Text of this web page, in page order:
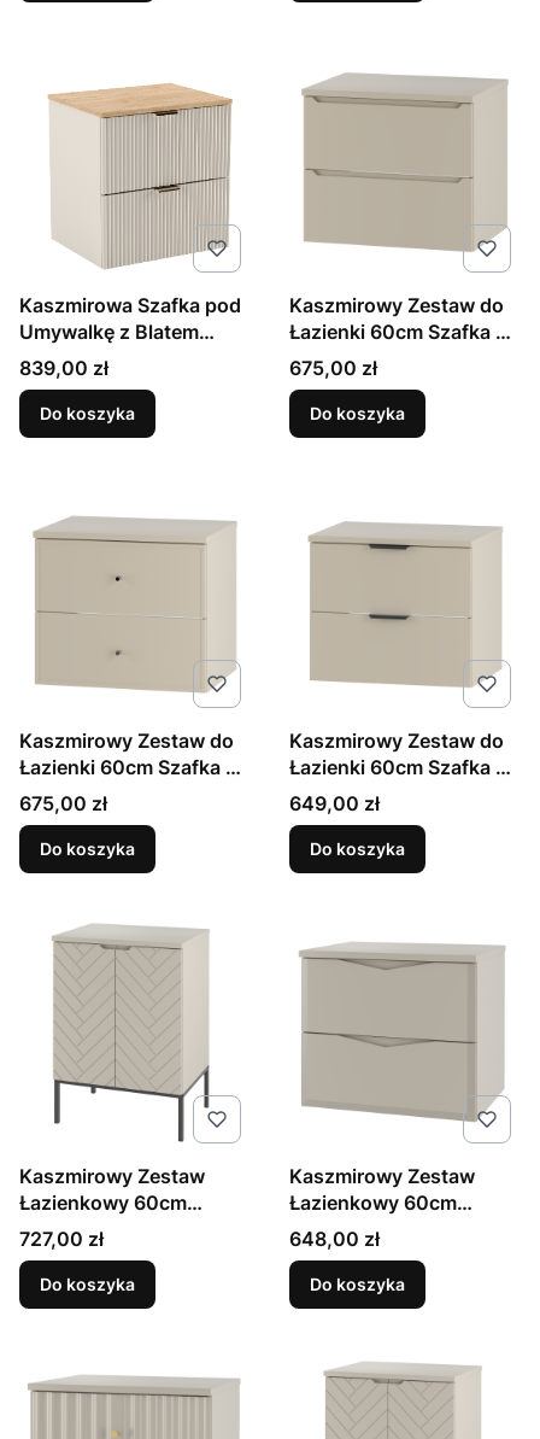
Kaszmirowa Szafka pod
Umywalkę z Blatem
Orzech 60cm Ryflowane
Fronty
Cena
839,00 zł
Do koszyka
Kaszmirowy Zestaw do
Łazienki 60cm Szafka z
Blatem Etna
Cena
675,00 zł
Do koszyka
Kaszmirowy Zestaw do
Łazienki 60cm Szafka z
Blatem Marco
Cena
675,00 zł
Do koszyka
Kaszmirowy Zestaw do
Łazienki 60cm Szafka z
Blatem Pile
Cena
649,00 zł
Do koszyka
Kaszmirowy Zestaw
Łazienkowy 60cm
Szafka z Blatem Czarny
Stelaż Aspen
Cena
727,00 zł
Do koszyka
Kaszmirowy Zestaw
Łazienkowy 60cm
Szafka z Blatem Delica
Cena
648,00 zł
Do koszyka